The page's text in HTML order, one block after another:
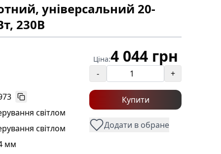
універсальний 20-
230В
світлом
світлом
мм
Ціна:4 044 грн
- +
Купити
Додати в обране